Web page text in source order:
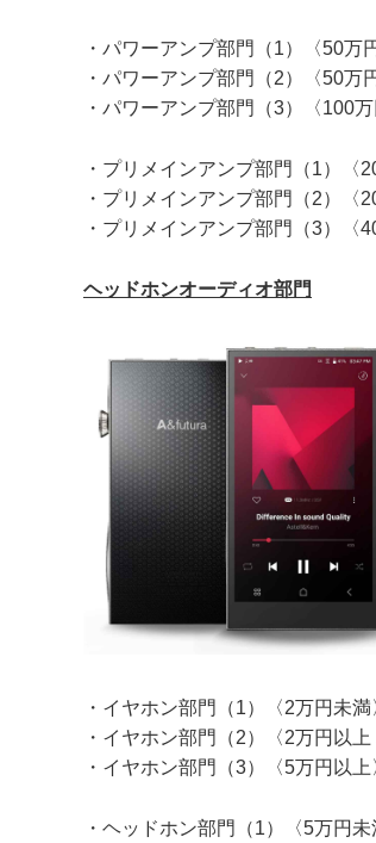
・ パワーアンプ部門（1）〈50万
・ パワーアンプ部門（2）〈50万
・ パワーアンプ部門（3）〈100万
・ プリメインアンプ部門（1）〈
・ プリメインアンプ部門（2）〈
・ プリメインアンプ部門（3）〈
ヘッドホンオーディオ部門
・ イヤホン部門（1）〈2万円未満
・ イヤホン部門（2）〈2万円以上
・ イヤホン部門（3）〈5万円以上
・ ヘッドホン部門（1）〈5万円未